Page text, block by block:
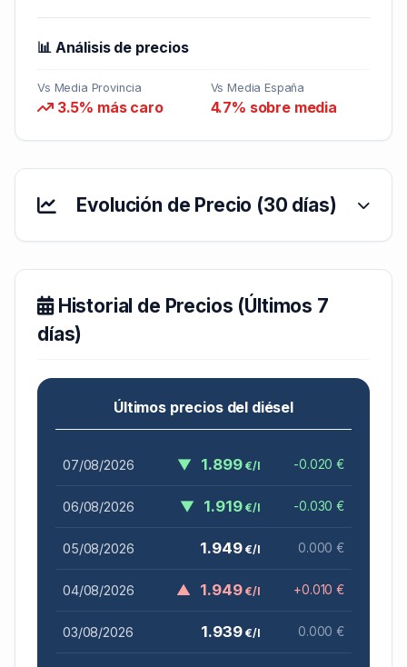
📊 Análisis de precios
Vs Media Provincia
3.5% más caro
Vs Media España
4.7% sobre media
Evolución de Precio (30 días)
Historial de Precios (Últimos 7
días)
Últimos precios del diésel
07/08/2026 ▼ 1.899€/l -0.020 €
06/08/2026 ▼ 1.919€/l -0.030 €
05/08/2026 1.949€/l 0.000 €
04/08/2026 ▲ 1.949€/l +0.010 €
03/08/2026 1.939€/l 0.000 €